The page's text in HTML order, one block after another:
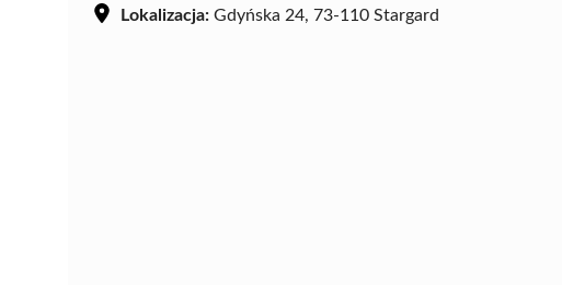
Lokalizacja: Gdyńska 24, 73-110 Stargard